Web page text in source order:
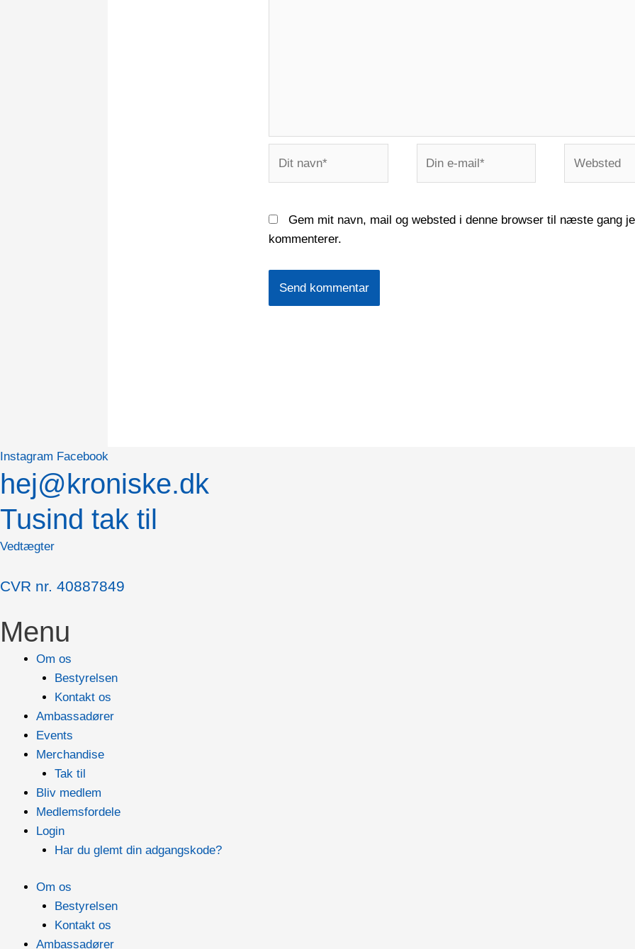
navn*
Gem mit navn, mail og websted i denne browser til næste gang
kommenterer.
Instagram Facebook
hej@kroniske.dk
Tusind tak til
Vedtægter
CVR nr. 40887849
Menu
Om os
Bestyrelsen
Kontakt os
Ambassadører
Events
Merchandise
Tak til
Bliv medlem
Medlemsfordele
Login
Har du glemt din adgangskode?
Om os
Bestyrelsen
Kontakt os
Ambassadører